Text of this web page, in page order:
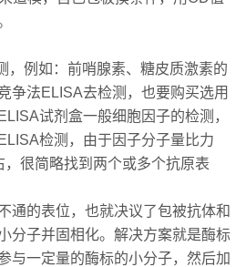
，例如：前哨腺素、糖皮质激素的
争法ELISA去检测，也要购买选用
试剂盒一般细胞因子的检测，
检测，由于因子分子量比力
很简略找到两个或多个抗原表
通的表位，也就决议了包被抗体和
分子并固相化。解决方案就是酶标
与一定量的酶标的小分子，然后加